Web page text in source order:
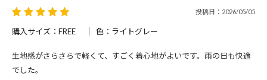
投稿日：2026/05/05
購入サイズ：FREE 色：ライトグレー
生地感がさらさらで軽くて、すごく着心地がよいです。雨の日も快適
でした。